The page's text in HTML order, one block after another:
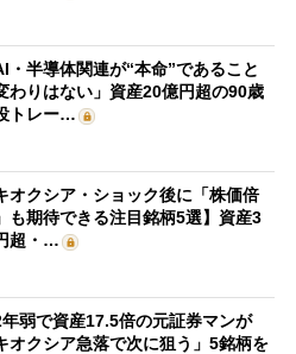
・半導体関連が“本命”であること
わりはない」資産20億円超の90歳
トレー…
オクシア・ショック後に「株価倍
も期待できる注目銘柄5選】資産3
超・…
年弱で資産17.5倍の元証券マンが
オクシア急落で次に狙う」5銘柄を